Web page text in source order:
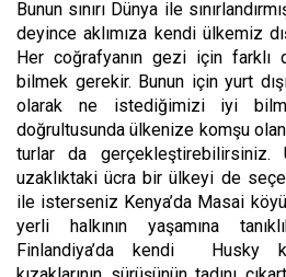
Bunun sınırı Dünya ile
deyince aklımıza kendi ülkemiz
Her coğrafyanın gezi için farklı
bilmek gerekir. Bunun için yurt
olarak ne istediğimizi iyi
doğrultusunda ülkenize komşu
turlar da gerçekleştirebilirsiniz.
uzaklıktaki ücra bir ülkeyi de
ile isterseniz Kenya’da Masai
yerli halkının yaşamına
Finlandiya’da kendi Husky